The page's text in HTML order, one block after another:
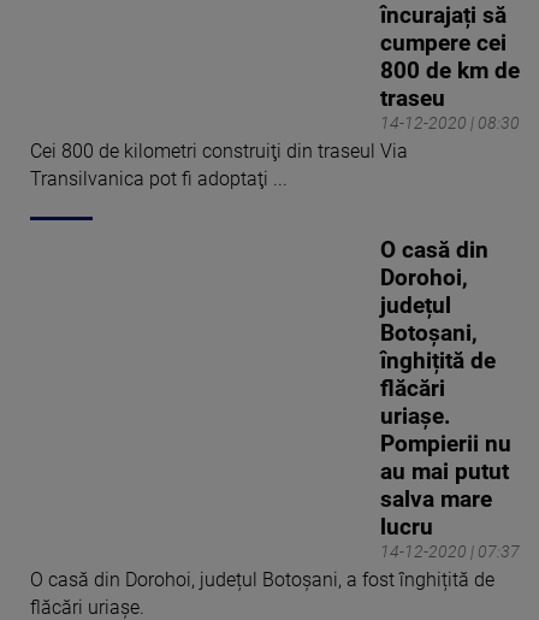
14-12-2020 | 08:30
încurajați să
cumpere cei
800 de km de
traseu
Cei 800 de kilometri construiţi din traseul Via
Transilvanica pot fi adoptaţi ...
14-12-2020 | 07:37
O casă din
Dorohoi,
județul
Botoșani,
înghițită de
flăcări
uriașe.
Pompierii nu
au mai putut
salva mare
lucru
O casă din Dorohoi, județul Botoșani, a fost înghițită de
flăcări uriașe.